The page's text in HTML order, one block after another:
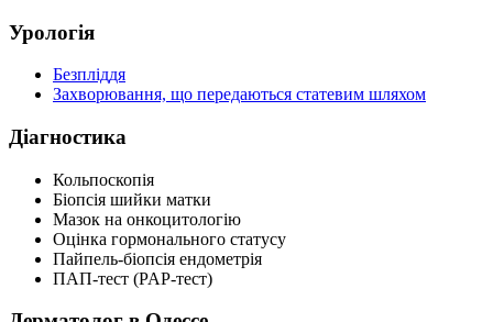
Урологія
Безпліддя
Захворювання, що передаються статевим шляхом
Діагностика
Кольпоскопія
Біопсія шийки матки
Мазок на онкоцитологiю
Оцінка гормонального статусу
Пайпель-біопсія ендометрія
ПАП-тест (PAP-тест)